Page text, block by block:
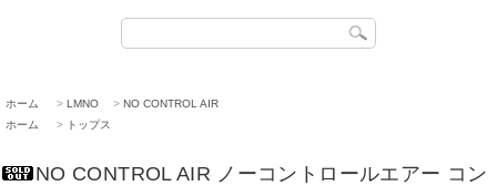
ホーム > LMNO > NO CONTROL AIR
ホーム
> トップス
NO CONTROL AIR ノーコントロールエアー コン